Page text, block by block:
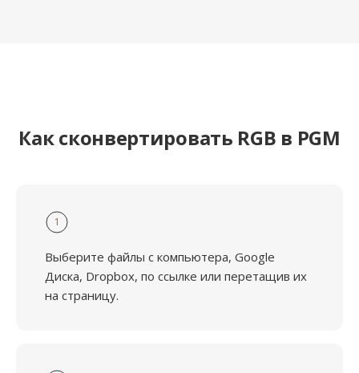
Как сконвертировать RGB в PGM
1
Выберите файлы с компьютера, Google
Диска, Dropbox, по ссылке или перетащив их
на страницу.